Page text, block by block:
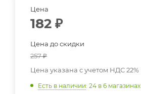
Цена
182 ₽
Цена до скидки
257₽
Цена указана с учетом НДС 22%
Есть в наличии: 24 в 6 магазинах